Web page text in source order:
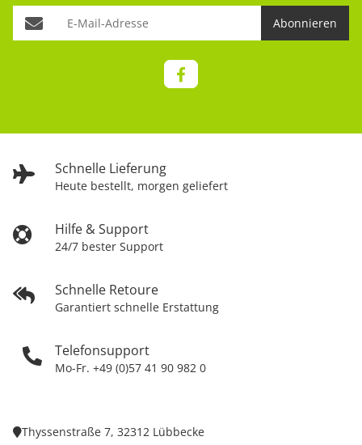
Schnelle Lieferung
Heute bestellt, morgen geliefert
Hilfe & Support
24/7 bester Support
Schnelle Retoure
Garantiert schnelle Erstattung
Telefonsupport
Mo-Fr. +49 (0)57 41 90 982 0
Abonnieren
Thyssenstraße 7, 32312 Lübbecke